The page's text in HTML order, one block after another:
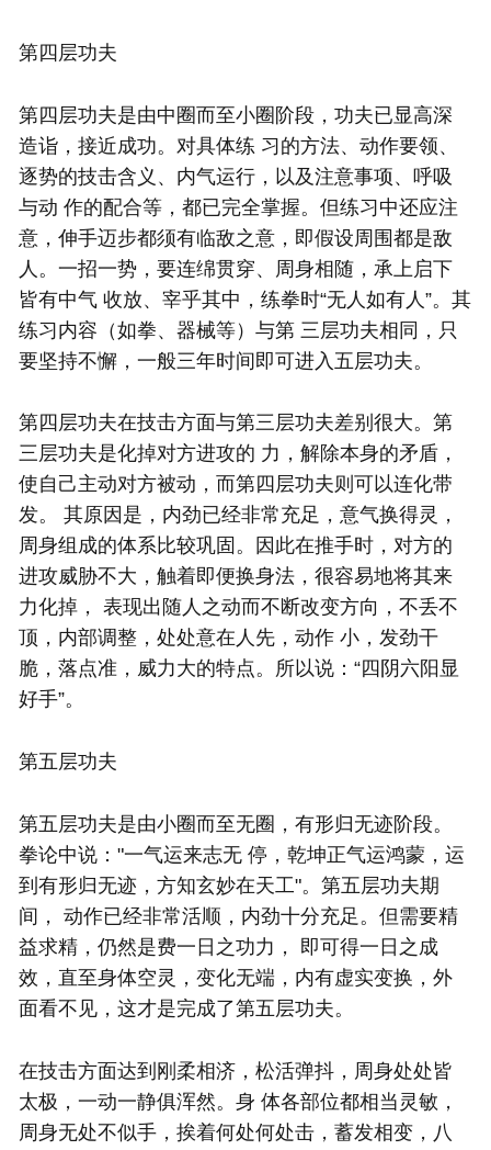
第四层功夫
第四层功夫是由中圈而至小圈阶段，功夫已显高深
造诣，接近成功。对具体练 习的方法、动作要领、
逐势的技击含义、内气运行，以及注意事项、呼吸
与动 作的配合等，都已完全掌握。但练习中还应注
意，伸手迈步都须有临敌之意，即假设周围都是敌
人。一招一势，要连绵贯穿、周身相随，承上启下
皆有中气 收放、宰乎其中，练拳时“无人如有人”。其
练习内容（如拳、器械等）与第 三层功夫相同，只
要坚持不懈，一般三年时间即可进入五层功夫。
第四层功夫在技击方面与第三层功夫差别很大。第
三层功夫是化掉对方进攻的 力，解除本身的矛盾，
使自己主动对方被动，而第四层功夫则可以连化带
发。 其原因是，内劲已经非常充足，意气换得灵，
周身组成的体系比较巩固。因此在推手时，对方的
进攻威胁不大，触着即便换身法，很容易地将其来
力化掉， 表现出随人之动而不断改变方向，不丢不
顶，内部调整，处处意在人先，动作 小，发劲干
脆，落点准，威力大的特点。所以说：“四阴六阳显
好手”。
第五层功夫
第五层功夫是由小圈而至无圈，有形归无迹阶段。
拳论中说："一气运来志无 停，乾坤正气运鸿蒙，运
到有形归无迹，方知玄妙在天工"。第五层功夫期
间， 动作已经非常活顺，内劲十分充足。但需要精
益求精，仍然是费一日之功力， 即可得一日之成
效，直至身体空灵，变化无端，内有虚实变换，外
面看不见，这才是完成了第五层功夫。
在技击方面达到刚柔相济，松活弹抖，周身处处皆
太极，一动一静俱浑然。身 体各部位都相当灵敏，
周身无处不似手，挨着何处何处击，蓄发相变，八